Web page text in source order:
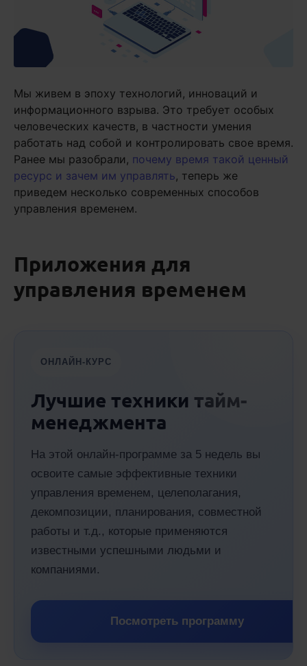
Мы живем в эпоху технологий, инноваций и
информационного взрыва. Это требует особых
человеческих качеств, в частности умения
работать над собой и контролировать свое время.
Ранее мы разобрали, почему время такой ценный
ресурс и зачем им управлять, теперь же
приведем несколько современных способов
управления временем.
Приложения для
управления временем
ОНЛАЙН-КУРС
Лучшие техники тайм-
менеджмента
На этой онлайн-программе за 5 недель вы
освоите самые эффективные техники
управления временем, целеполагания,
декомпозиции, планирования, совместной
работы и т.д., которые применяются
известными успешными людьми и
компаниями.
Посмотреть программу